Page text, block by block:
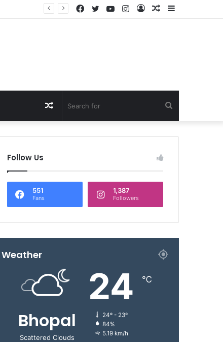
Sidebar
Random
Log
Instagram
YouTube
Twitter
Facebook
for
Random
Article
Follow Us
551
Fans
1,387
Followers
Weather
Bhopal
Scattered Clouds
24 ℃
24º - 23º
84%
5.19 km/h